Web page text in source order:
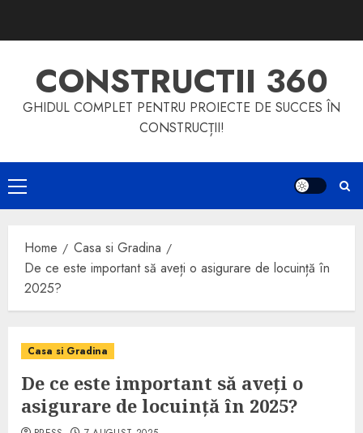
CONSTRUCTII 360
GHIDUL COMPLET PENTRU PROIECTE DE SUCCES ÎN
CONSTRUCȚII!
Primary
Menu
Home
Casa si Gradina
De ce este important să aveți o asigurare de locuință în
2025?
Casa si Gradina
De ce este important să aveți o
asigurare de locuință în 2025?